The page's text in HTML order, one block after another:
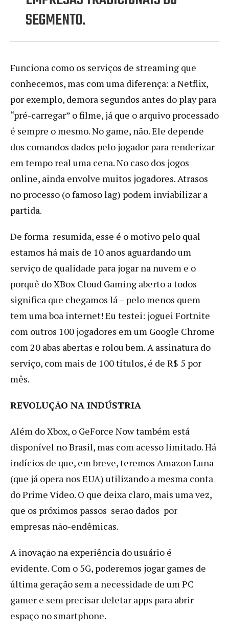
SEGMENTO.
Funciona como os serviços de streaming que
conhecemos, mas com uma diferença: a Netflix,
por exemplo, demora segundos antes do play para
“pré-carregar” o filme, já que o arquivo processado
é sempre o mesmo. No game, não. Ele depende
dos comandos dados pelo jogador para renderizar
em tempo real uma cena. No caso dos jogos
online, ainda envolve muitos jogadores. Atrasos
no processo (o famoso lag) podem inviabilizar a
partida.
De forma resumida, esse é o motivo pelo qual
estamos há mais de 10 anos aguardando um
serviço de qualidade para jogar na nuvem e o
porquê do XBox Cloud Gaming aberto a todos
significa que chegamos lá – pelo menos quem
tem uma boa internet! Eu testei: joguei Fortnite
com outros 100 jogadores em um Google Chrome
com 20 abas abertas e rolou bem. A assinatura do
serviço, com mais de 100 títulos, é de R$ 5 por
mês.
REVOLUÇÃO NA INDÚSTRIA
Além do Xbox, o GeForce Now também está
disponível no Brasil, mas com acesso limitado. Há
indícios de que, em breve, teremos Amazon Luna
(que já opera nos EUA) utilizando a mesma conta
do Prime Video. O que deixa claro, mais uma vez,
que os próximos passos serão dados por
empresas não-endêmicas.
A inovação na experiência do usuário é
evidente. Com o 5G, poderemos jogar games de
última geração sem a necessidade de um PC
gamer e sem precisar deletar apps para abrir
espaço no smartphone.